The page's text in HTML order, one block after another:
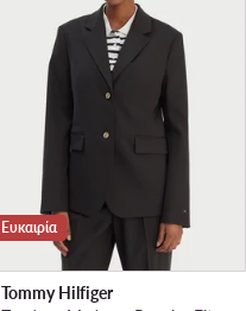
Ευκαιρία
Tommy Hilfiger